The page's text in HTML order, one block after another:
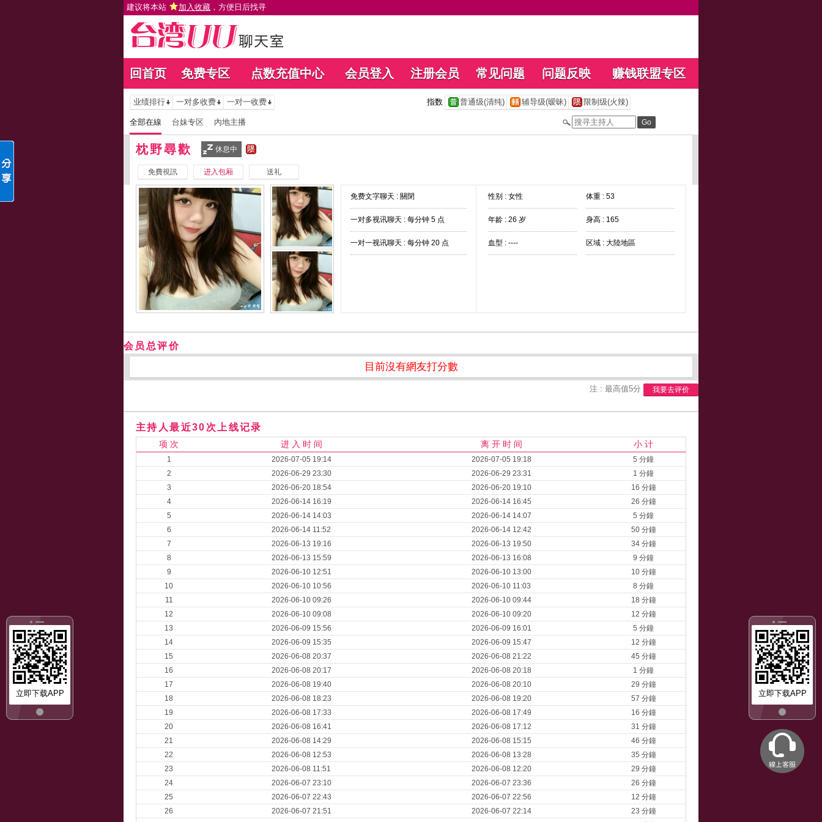
建议将本站 加入收藏 ，方便日后找寻
回首页 免费专区 点数充值中心 会员登入 注册会员 常见问题 问题反映 赚钱联盟专区
立即下载APP
立即下载APP
业绩排行 一对多收费 一对一收费 指数 普通级(清纯) 辅导级(暧昧) 限制级(火辣)
全部在線 台妹专区 內地主播
枕野尋歡 休息中
免費視訊 进入包厢 送礼
免费文字聊天 : 關閉
一对多视讯聊天 : 每分钟 5 点
一对一视讯聊天 : 每分钟 20 点
性别 : 女性 体重 : 53
年龄 : 26 岁 身高 : 165
血型 : ---- 区域 : 大陸地區
会员总评价
目前沒有網友打分數
注 : 最高值5分 我要去评价
主持人最近30次上线记录
项 次 进 入 时 间 离 开 时 间 小 计
1 2026-07-05 19:14 2026-07-05 19:18
5 分鐘
2
2026-06-29 23:30 2026-06-29 23:31
1 分鐘
3
2026-06-20 18:54 2026-06-20 19:10
16 分鐘
4
2026-06-14 16:19 2026-06-14 16:45
26 分鐘
5
2026-06-14 14:03 2026-06-14 14:07
5 分鐘
6
2026-06-14 11:52 2026-06-14 12:42
50 分鐘
7
2026-06-13 19:16 2026-06-13 19:50
34 分鐘
8
2026-06-13 15:59 2026-06-13 16:08
9 分鐘
9
2026-06-10 12:51 2026-06-10 13:00
10 分鐘
10
2026-06-10 10:56 2026-06-10 11:03
8 分鐘
11
2026-06-10 09:26 2026-06-10 09:44
18 分鐘
12
2026-06-10 09:08 2026-06-10 09:20
12 分鐘
13
2026-06-09 15:56 2026-06-09 16:01
5 分鐘
14
2026-06-09 15:35 2026-06-09 15:47
12 分鐘
15
2026-06-08 20:37 2026-06-08 21:22
45 分鐘
16
2026-06-08 20:17 2026-06-08 20:18
1 分鐘
17
2026-06-08 19:40 2026-06-08 20:10
29 分鐘
18
2026-06-08 18:23 2026-06-08 19:20
57 分鐘
19
2026-06-08 17:33 2026-06-08 17:49
16 分鐘
20
2026-06-08 16:41 2026-06-08 17:12
31 分鐘
21
2026-06-08 14:29 2026-06-08 15:15
46 分鐘
22
2026-06-08 12:53 2026-06-08 13:28
35 分鐘
23
2026-06-08 11:51 2026-06-08 12:20
29 分鐘
24
2026-06-07 23:10 2026-06-07 23:36
26 分鐘
25
2026-06-07 22:43 2026-06-07 22:56
12 分鐘
26
2026-06-07 21:51 2026-06-07 22:14
23 分鐘